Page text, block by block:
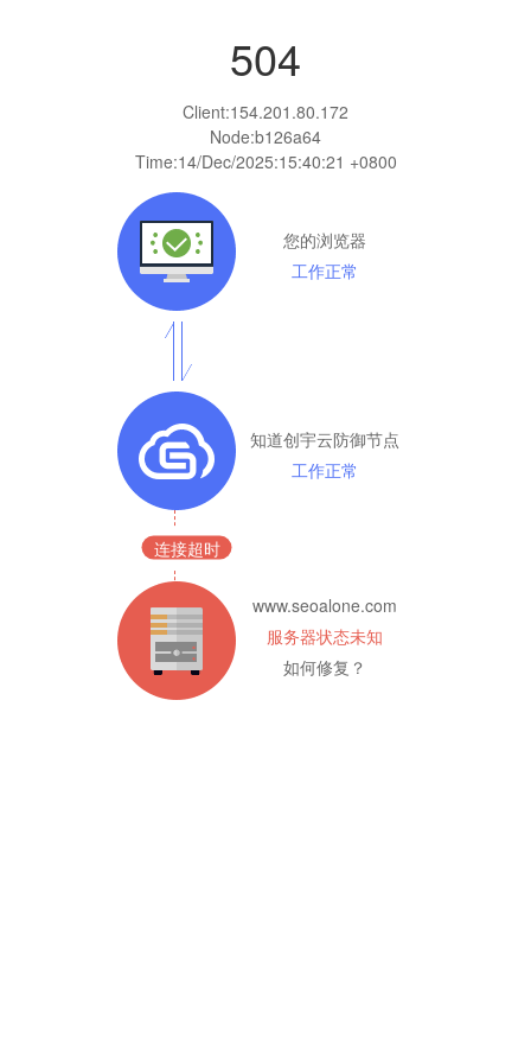
504
Client:154.201.80.172
Node:b126a64
Time:14/Dec/2025:15:40:21 +0800
您的浏览器
工作正常
知道创宇云防御节点
工作正常
连接超时
www.seoalone.com
服务器状态未知
如何修复？